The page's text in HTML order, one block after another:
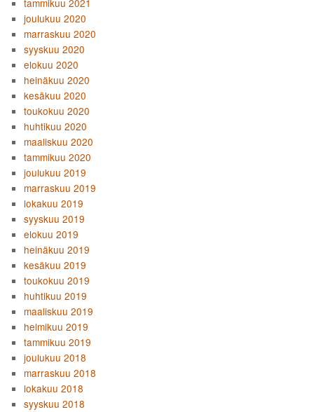
tammikuu 2021
joulukuu 2020
marraskuu 2020
syyskuu 2020
elokuu 2020
heinäkuu 2020
kesäkuu 2020
toukokuu 2020
huhtikuu 2020
maaliskuu 2020
tammikuu 2020
joulukuu 2019
marraskuu 2019
lokakuu 2019
syyskuu 2019
elokuu 2019
heinäkuu 2019
kesäkuu 2019
toukokuu 2019
huhtikuu 2019
maaliskuu 2019
helmikuu 2019
tammikuu 2019
joulukuu 2018
marraskuu 2018
lokakuu 2018
syyskuu 2018